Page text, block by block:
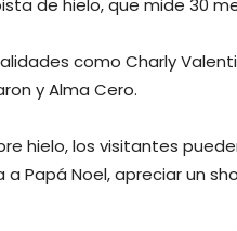
de hielo, que mide 30
como Charly
y Alma Cero.
hielo, los visitantes
Papá Noel, apreciar un